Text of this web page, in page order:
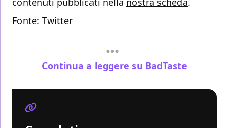
Fonte: Twitter
Continua a leggere su BadTaste